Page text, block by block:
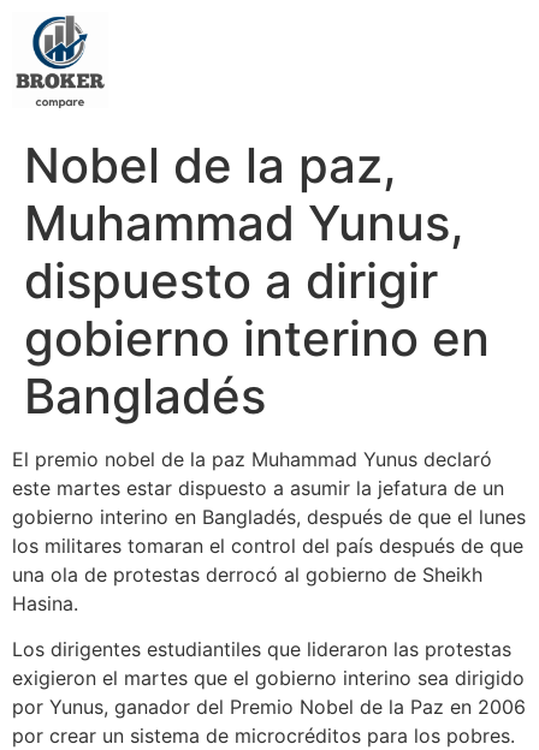
Nobel de la paz,
Muhammad Yunus,
dispuesto a dirigir
gobierno interino en
Bangladés
El premio nobel de la paz Muhammad Yunus declaró
este martes estar dispuesto a asumir la jefatura de un
gobierno interino en Bangladés, después de que el lunes
los militares tomaran el control del país después de que
una ola de protestas derrocó al gobierno de Sheikh
Hasina.
Los dirigentes estudiantiles que lideraron las protestas
exigieron el martes que el gobierno interino sea dirigido
por Yunus, ganador del Premio Nobel de la Paz en 2006
por crear un sistema de microcréditos para los pobres.